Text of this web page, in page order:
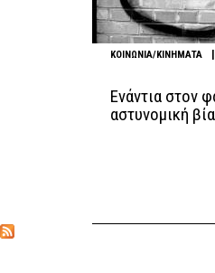
ΚΟΙΝΩΝΙΑ/ΚΙΝΗΜΑΤΑ |
Ενάντια στον
αστυνομική βία